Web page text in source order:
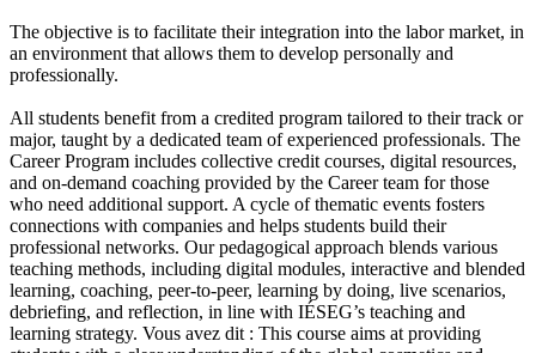
The objective is to facilitate their integration into the labor market, in
an environment that allows them to develop personally and
professionally.
All students benefit from a credited program tailored to their track or
major, taught by a dedicated team of experienced professionals. The
Career Program includes collective credit courses, digital resources,
and on-demand coaching provided by the Career team for those
who need additional support. A cycle of thematic events fosters
connections with companies and helps students build their
professional networks. Our pedagogical approach blends various
teaching methods, including digital modules, interactive and blended
learning, coaching, peer-to-peer, learning by doing, live scenarios,
debriefing, and reflection, in line with IÉSEG’s teaching and
learning strategy. Vous avez dit : This course aims at providing